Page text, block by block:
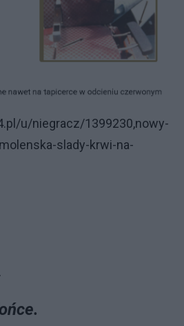
u/niegracz/1399230,nowy-
slady-krwi-na-